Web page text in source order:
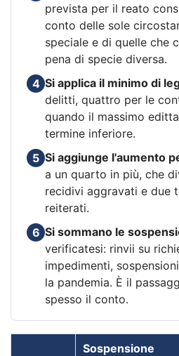
prevista per il reato
conto delle sole
speciale e di quelle che
pena di specie diversa.
4 Si applica il minimo di
delitti, quattro per le
quando il massimo
termine inferiore.
5 Si aggiunge l'aumento
a un quarto in più, che
recidivi aggravati e due
reiterati.
6 Si sommano le
verificatesi: rinvii su
impedimenti,
la pandemia. È il
spesso il conto.
Sospensione